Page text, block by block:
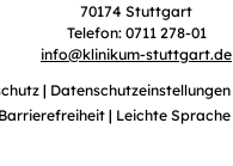
70174 Stuttgart
Telefon: 0711 278-01
info@klinikum-stuttgart.de
Datenschutzeinstellungen
Leichte Sprache